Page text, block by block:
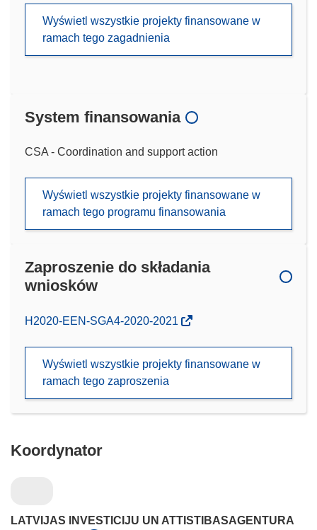
Wyświetl wszystkie projekty finansowane w
ramach tego zagadnienia
System finansowania
CSA - Coordination and support action
Wyświetl wszystkie projekty finansowane w
ramach tego programu finansowania
Zaproszenie do składania
wniosków
(odnośnik
nowym
H2020-EEN-SGA4-2020-2021
Wyświetl wszystkie projekty finansowane w
ramach tego zaproszenia
Koordynator
LATVIJAS INVESTICIJU UN ATTISTIBASAGENTURA